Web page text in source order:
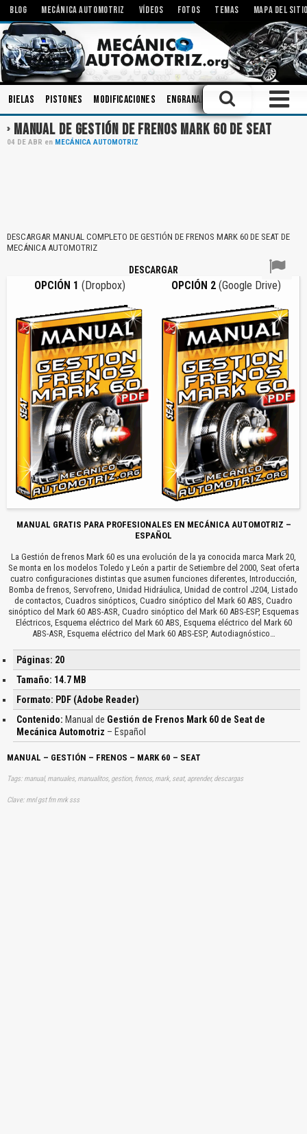
BLOG MECÁNICA AUTOMOTRIZ VÍDEOS FOTOS TEMAS MAPA DEL
Bielas Pistones Modificaciones Engranajes Talleres
MANUAL DE GESTIÓN DE FRENOS MARK 60 DE SEAT
04 DE ABR en MECÁNICA AUTOMOTRIZ
DESCARGAR MANUAL COMPLETO DE GESTIÓN DE FRENOS MARK 60 DE SEAT DE
MECÁNICA AUTOMOTRIZ
DESCARGAR
OPCIÓN 1 (Dropbox) OPCIÓN 2 (Google Drive)
MANUAL GRATIS PARA PROFESIONALES EN MECÁNICA AUTOMOTRIZ –
ESPAÑOL
La Gestión de frenos Mark 60 es una evolución de la ya conocida marca Mark 20,
Se monta en los modelos Toledo y León a partir de Setiembre del 2000, Seat oferta
cuatro configuraciones distintas que asumen funciones diferentes, Introducción,
Bomba de frenos, Servofreno, Unidad Hidráulica, Unidad de control J204, Listado
de contactos, Cuadros sinópticos, Cuadro sinóptico del Mark 60 ABS, Cuadro
sinóptico del Mark 60 ABS-ASR, Cuadro sinóptico del Mark 60 ABS-ESP, Esquemas
Eléctricos, Esquema eléctrico del Mark 60 ABS, Esquema eléctrico del Mark 60
ABS-ASR, Esquema eléctrico del Mark 60 ABS-ESP, Autodiagnóstico…
Páginas: 20
Tamaño: 14.7 MB
Formato: PDF (Adobe Reader)
Contenido: Manual de Gestión de Frenos Mark 60 de Seat de
Mecánica Automotriz – Español
MANUAL – GESTIÓN – FRENOS – MARK 60 – SEAT
Tags: manual, manuales, manualitos, gestion, frenos, mark, seat, aprender, descargas
Clave: mnl gst frn mrk sss